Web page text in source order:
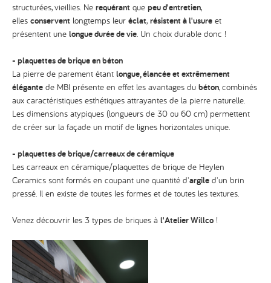
structurées, vieillies. Ne requérant que peu d'entretien,
elles conservent longtemps leur éclat, résistent à l'usure et
présentent une longue durée de vie . Un choix durable donc !
- plaquettes de brique en béton
La pierre de parement étant longue, élancée et extrêmement
élégante de MBI présente en effet les avantages du béton, combinés
aux caractéristiques esthétiques attrayantes de la pierre naturelle.
Les dimensions atypiques (longueurs de 30 ou 60 cm) permettent
de créer sur la façade un motif de lignes horizontales unique.
- plaquettes de brique/carreaux de céramique
Les carreaux en céramique/plaquettes de brique de Heylen
Ceramics sont formés en coupant une quantité d'argile d'un brin
pressé. Il en existe de toutes les formes et de toutes les textures.
Venez découvrir les 3 types de briques à l'Atelier Willco !